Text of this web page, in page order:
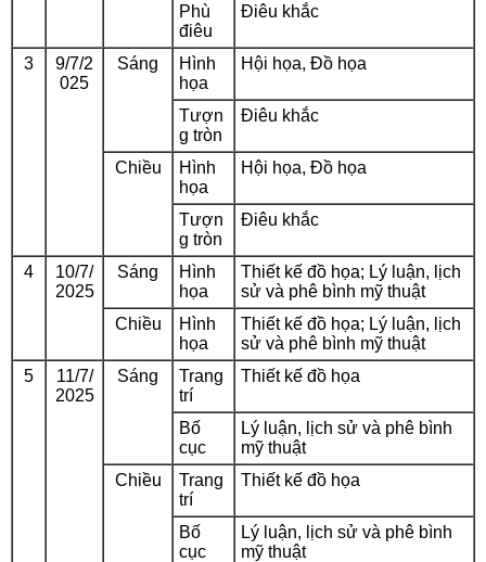
Phù
điêu
Điêu khắc
3
9/7/2
025
Sáng
Hình
họa
Hội họa, Đồ họa
Tượn
g tròn
Điêu khắc
Chiều
Hình
họa
Hội họa, Đồ họa
Tượn
g tròn
Điêu khắc
4
10/7/
2025
Sáng
Hình
họa
Thiết kế đồ họa; Lý luận, lịch
sử và phê bình mỹ thuật
Chiều
Hình
họa
Thiết kế đồ họa; Lý luận, lịch
sử và phê bình mỹ thuật
5
11/7/
2025
Sáng
Trang
trí
Thiết kế đồ họa
Bố
cục
Lý luận, lịch sử và phê bình
mỹ thuật
Chiều
Trang
trí
Thiết kế đồ họa
Bố
cục
Lý luận, lịch sử và phê bình
mỹ thuật